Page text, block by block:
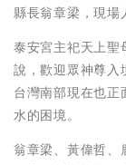
縣長翁章梁，現場
泰安宮主祀天上聖
說，歡迎眾神尊入
台灣南部現在也
水的困境。
翁章梁、黃偉哲、